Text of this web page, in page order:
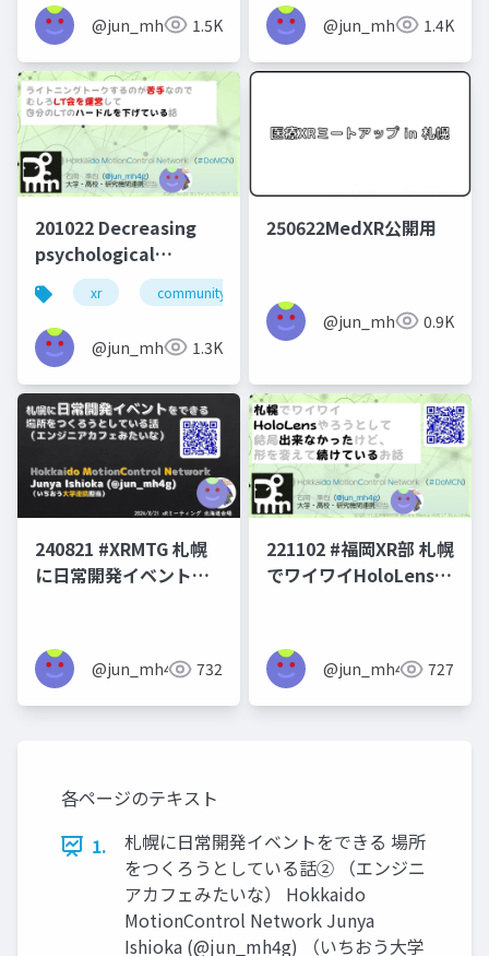
@jun_mh4g1.5K @jun_mh4g1.4K
201022 Decreasing
psychological
difficulty of short
presentation by
joining organizing
member of online
seminar
xr community design
@jun_mh4g1.3K
250622MedXR公開用
@jun_mh4g0.9K
240821 #XRMTG 札幌
に日常開発イベントを
@jun_mh4g732
221102 #福岡XR部 札幌
でワイワイHoloLensや
続けている話
@jun_mh4g727
各ページのテキスト
1.
札幌に日常開発イベントをできる 場所
をつくろうとしている話② （エンジニ
アカフェみたいな） Hokkaido
MotionControl Network Junya
Ishioka (@jun_mh4g) （いちおう大学